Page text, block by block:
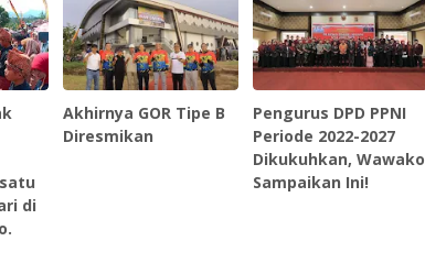
di
Akhirnya GOR Tipe B
Diresmikan
Pengurus DPD PPNI
Periode 2022-2027
Dikukuhkan, Wawako
Sampaikan Ini!